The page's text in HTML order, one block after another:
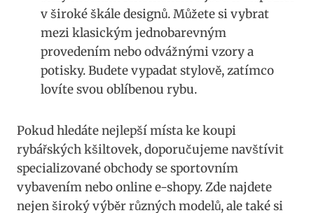
v široké škále designů. Můžete si vybrat‍
mezi klasickým jednobarevným
‌provedením nebo⁣ odvážnými vzory a
potisky. Budete vypadat stylově, zatímco
lovíte⁣ svou oblíbenou ⁤rybu.
Pokud hledáte ​nejlepší místa ke koupi
rybářských kšiltovek, doporučujeme navštívit⁤
specializované⁣ obchody ‍se ⁢sportovním
vybavením⁤ nebo online e-shopy. Zde najdete
nejen široký výběr různých modelů, ale také si